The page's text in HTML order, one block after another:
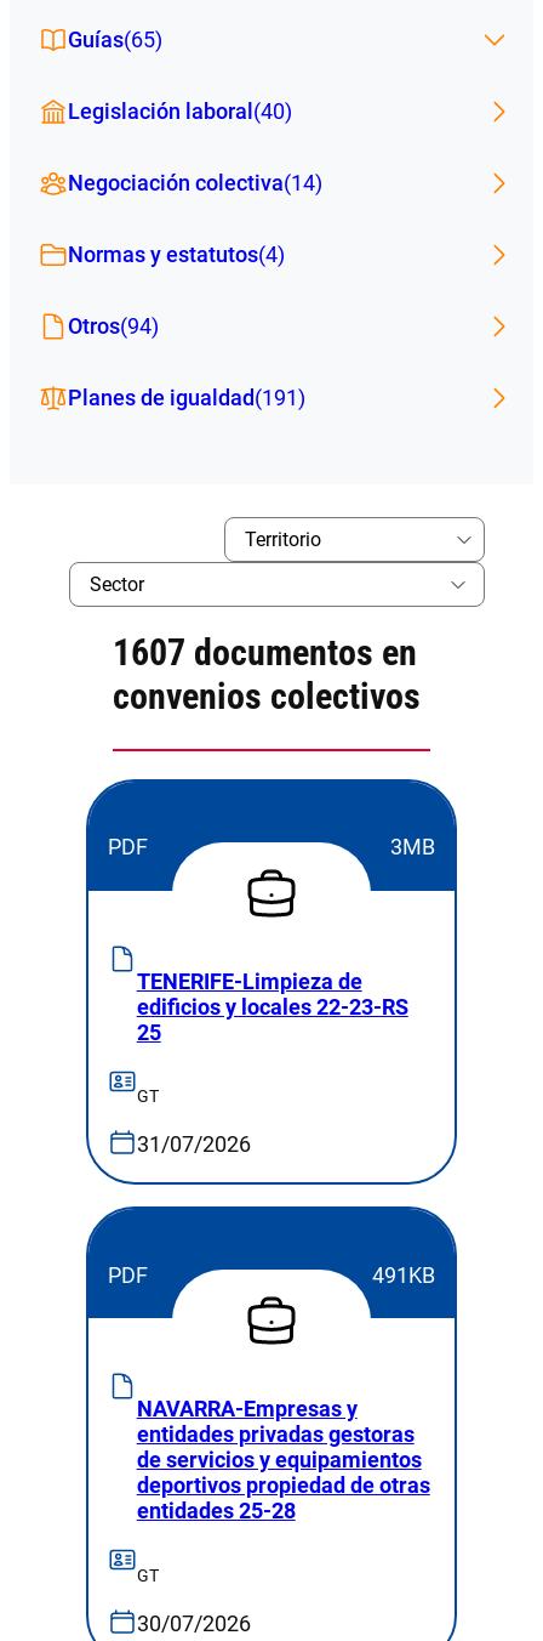
Guías(65)
Legislación laboral (40)
Negociación colectiva(14)
Normas y estatutos(4)
Otros(94)
Planes de igualdad(191)
1607 documentos en
convenios colectivos
PDF 3MB
TENERIFE-Limpieza de
edificios y locales 22-23-RS
25
GT
31/07/2026
PDF 491KB
NAVARRA-Empresas y
entidades privadas gestoras
de servicios y equipamientos
deportivos propiedad de otras
entidades 25-28
GT
30/07/2026